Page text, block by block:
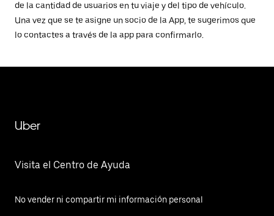
de la cantidad de usuarios en tu viaje y del tipo de vehículo.
Una vez que se te asigne un socio de la App, te sugerimos que
lo contactes a través de la app para confirmarlo.
Uber
Visita el Centro de Ayuda
No vender ni compartir mi información personal